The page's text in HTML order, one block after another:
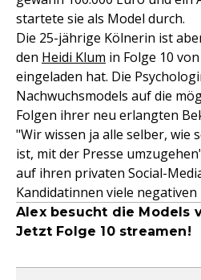
startete sie als Model durch.
Die 25-jährige Kölnerin ist
den Heidi Klum in Folge 10
eingeladen hat. Die
Nachwuchsmodels auf die
Folgen ihrer neu erlangten
"Wir wissen ja alle selber, wie
ist, mit der Presse
auf ihren privaten Social-
Kandidatinnen viele
Alex besucht die Models
Jetzt Folge 10 streamen!